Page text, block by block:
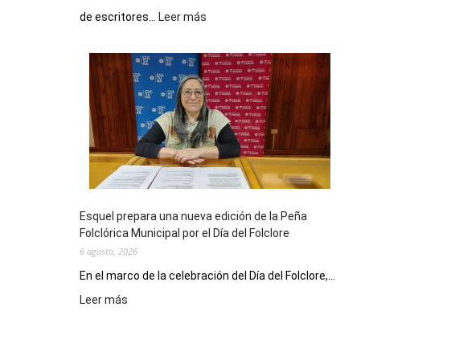
de escritores...
Leer más
Municipal
celebra
sus
90
años
con
un
Conversatorio
Escritores
Locales
Esquel prepara una nueva edición de la Peña
Folclórica Municipal por el Día del Folclore
6 agosto, 2026
En el marco de la celebración del Día del Folclore,...
Leer más